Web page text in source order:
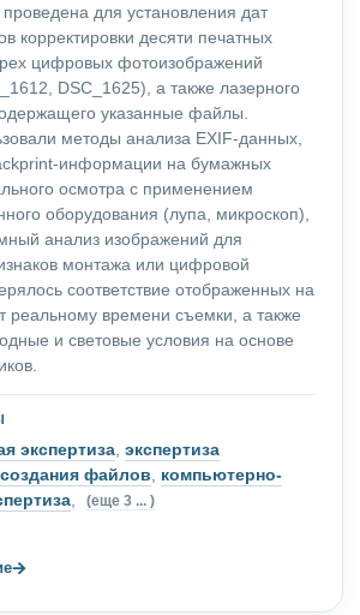
для установления дат
корректировки десяти печатных
цифровых фотоизображений
DSC_1625), а также лазерного
указанные файлы.
методы анализа EXIF-данных,
информации на бумажных
осмотра с применением
оборудования (лупа, микроскоп),
анализ изображений для
монтажа или цифровой
соответствие отображенных на
реальному времени съемки, а также
и световые условия на основе
экспертиза, экспертиза
файлов, компьютерно-
, (еще 3 ... )
→